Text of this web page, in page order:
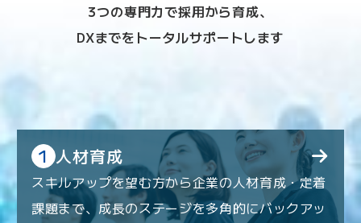
3つの専門力で採用から育成、
DXまでをトータルサポートします
1 人材育成
スキルアップを望む方から企業の人材育成・定着
課題まで、成長のステージを多角的にバックアッ